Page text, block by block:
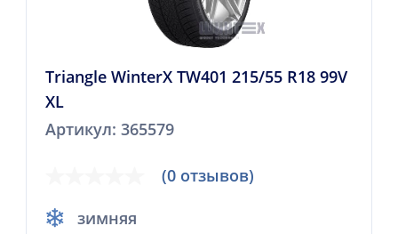
Triangle WinterX TW401 215/55 R18 99V
XL
Артикул: 365579
(0 отзывов)
зимняя